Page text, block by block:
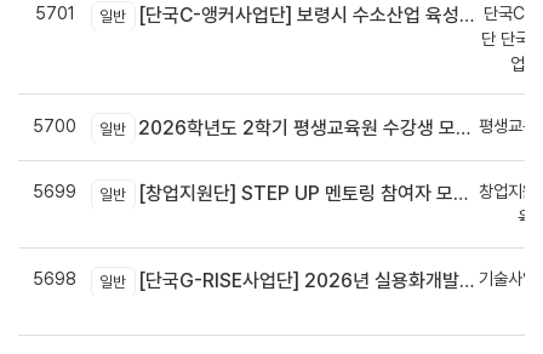
5701 일반 [단국C-앵커사업단] 보령시 수소산업 육성을 위한 기업 지원사업 모집공고
단국C-
단 단국
업
5700 일반 2026학년도 2학기 평생교육원 수강생 모집안내 평생교육
5699 일반 [창업지원단] STEP UP 멘토링 참여자 모집(~7월 29일)
창업지원
육
5698 일반 [단국G-RISE사업단] 2026년 실용화개발 지원(Grant) 과제 공고_~8/14(금)까지
기술사업